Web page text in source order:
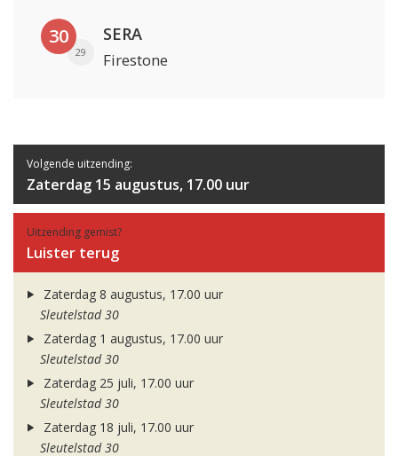
30
29
SERA
Firestone
Volgende uitzending:
Zaterdag 15 augustus, 17.00 uur
Uitzending gemist?
Luister terug
Zaterdag 8 augustus, 17.00 uur
Sleutelstad 30
Zaterdag 1 augustus, 17.00 uur
Sleutelstad 30
Zaterdag 25 juli, 17.00 uur
Sleutelstad 30
Zaterdag 18 juli, 17.00 uur
Sleutelstad 30